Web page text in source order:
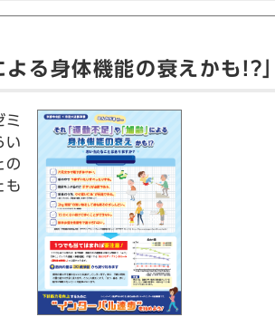
る身体機能の衰えかも!?」
ミ
い
の
も